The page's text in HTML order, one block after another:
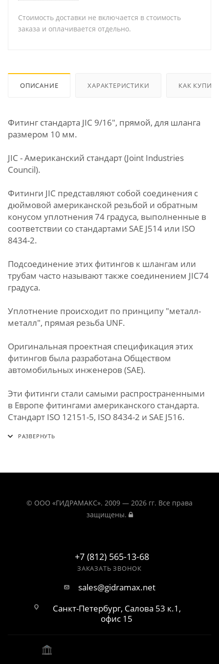
Стоимость доставки не включается в стоимость
заказа и оплачивается отдельно.
ОПИСАНИЕ ХАРАКТЕРИСТИКИ КАК
Фитинг стандарта JIC 9/16", прямой, для шланга
размером 10 мм.
JIC - Американский стандарт (Joint Industries
Council).
Фитинги JIC представляют собой соединения с
дюймовой американской резьбой и обратным
конусом уплотнения 74 градуса, выполненные в
соответствии со стандартами SAE J514 или ISO
8434-2.
Подсоединение этих фитингов к шлангам или
трубам часто называют также соединением JIC74
градуса.
Уплотнение происходит по принципу "металл-
металл", прямая резьба UNF.
Оригинальная проектная спецификация этих
фитингов была разработана Обществом
автомобильных инженеров (SAE).
Эти фитинги стали самыми распространенными
в Европе фитингами американского стандарта.
Стандарт ISO 12151-5, ISO 8434-2 и SAE J516.
© ООО «ГИДРАМАКС». 2009 — 2026 гг. Все права
защищены.
+7 (812) 565-13-68
ЗАКАЗАТЬ ЗВОНОК
sales@gidramax.net
Санкт-Петербург, Салова 53 к.1,
офис 15